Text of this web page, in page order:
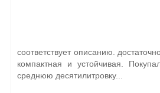
соответствует описанию.
компактная и устойчивая.
среднюю десятилитровку...